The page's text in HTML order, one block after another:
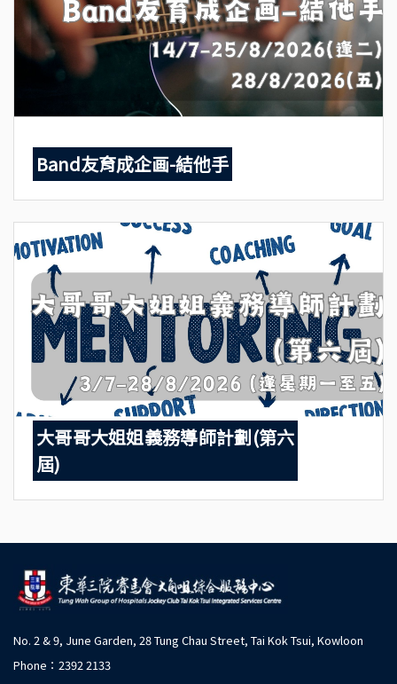
Band友育成企画-結他手
大哥哥大姐姐義務導師計劃(第六
屆)
No. 2 & 9, June Garden, 28 Tung Chau Street, Tai Kok Tsui, Kowloon
Phone：2392 2133